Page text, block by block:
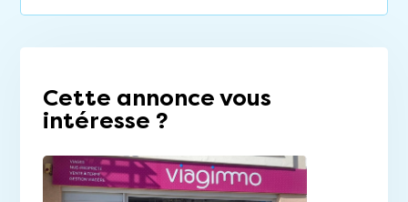
Cette annonce vous
intéresse ?